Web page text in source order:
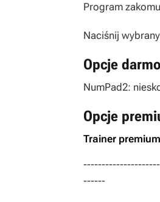
Program
Naciśnij
Opcje
NumPad2:
Opcje
Trainer
------